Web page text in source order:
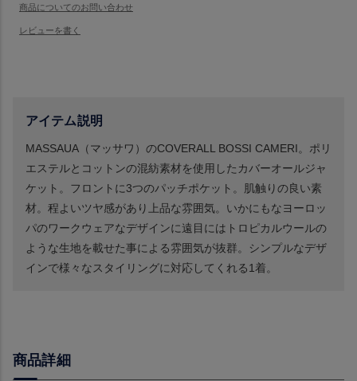
アイテム説明
MASSAUA（マッサワ）のCOVERALL BOSSI CAMERI。ポリ
エステルとコットンの混紡素材を使用したカバーオールジャ
ケット。フロントに3つのパッチポケット。肌触りの良い素
材。程よいツヤ感があり上品な雰囲気。いかにもなヨーロッ
パのワークウェアなデザインに遠目にはトロピカルウールの
ような生地を載せた事による雰囲気が抜群。シンプルなデザ
インで様々なスタイリングに対応してくれる1着。
商品詳細